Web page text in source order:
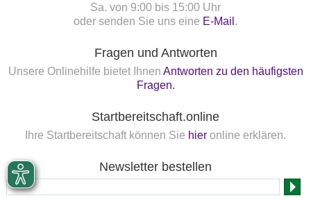
Sa. von 9:00 bis 15:00 Uhr
oder senden Sie uns eine E-Mail .
Fragen und Antworten
Unsere Onlinehilfe bietet Ihnen Antworten zu den häufigsten
Fragen.
Startbereitschaft.online
Ihre Startbereitschaft können Sie hier online erklären.
Newsletter bestellen